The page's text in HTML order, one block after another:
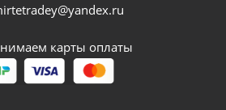
карты оплаты